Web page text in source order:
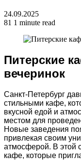
24.09.2025
81 1 minute read
Питерские
вечеринок
Санкт-Петербург
стильными кафе,
вкусной едой и
местом для
Новые заведения
привлекая своим
атмосферой. В этой
кафе, которые